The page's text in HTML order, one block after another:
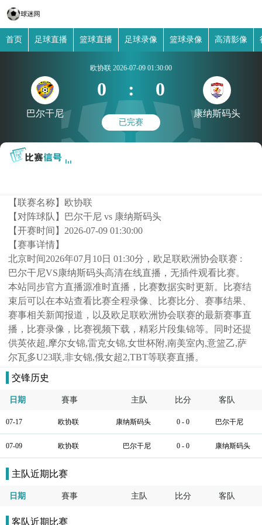
首页 足球直播 篮球直播 足球录像 篮球录像 高清影像
巴尔干尼
欧协联 2026-07-09 01:30:00
0 : 0
已完赛
康纳斯码头
【联赛名称】 欧协联
【对阵球队】 巴尔干尼 vs 康纳斯码头
【开赛时间】 2026-07-09 01:30:00
【赛事详情】
北京时间2026年07月10日 01:30分，欧足联欧洲协会联赛 :
巴尔干尼VS康纳斯码头高清在线直播，无插件观看比赛。
本站同步官方直播源准时直播，比赛数据实时更新。比赛结
束后可以在本站查看比赛全程录像、比赛比分、赛事结果、
赛事相关新闻报道，以及欧足联欧洲协会联赛的最新赛事直
播，比赛录像，比赛视频下载，精彩片段集锦等。同时还提
供英依超,摩尔女锦,雷克女锦,女世杯附,南美室內,意篮乙,萨
尔瓦多U23联,非女锦,俄女超2,TBT等联赛直播。
交锋历史
日期 賽事 主队 比分 客队
07-17 欧协联 康纳斯码头 0 - 0 巴尔干尼
07-09 欧协联 巴尔干尼 0 - 0 康纳斯码头
主队近期比赛
日期 賽事 主队 比分 客队
客队近期比赛